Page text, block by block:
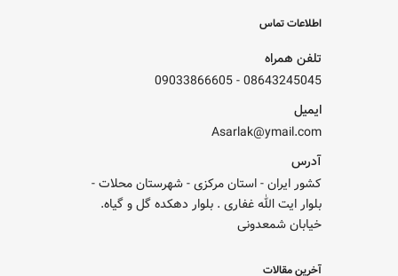
اطلاعات تماس
تلفن همراه
08643245045
-
09033866605
ایمیل
Asarlak@ymail.com
آدرس
کشور ایران - استان مرکزی - شهرستان محلات -
بلوار ایت الله غفاری . بلوار دهکده گل و گیاه.
خیابان شمعدونی
آخرین مقالات